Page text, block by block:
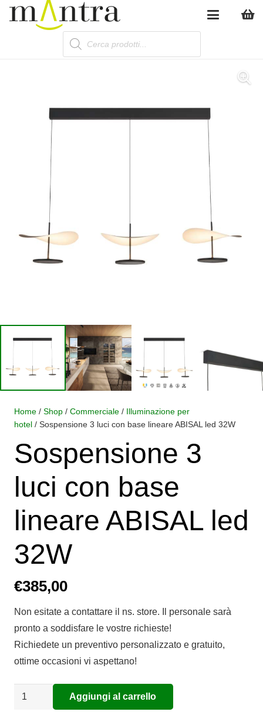
Products
search
Home / Shop / Commerciale / Illuminazione per
hotel / Sospensione 3 luci con base lineare ABISAL led 32W
Sospensione 3
luci con base
lineare ABISAL led
32W
€385,00
Non esitate a contattare il ns. store. Il personale sarà
pronto a soddisfare le vostre richieste!
Richiedete un preventivo personalizzato e gratuito,
ottime occasioni vi aspettano!
Sospensione
Aggiungi al carrello